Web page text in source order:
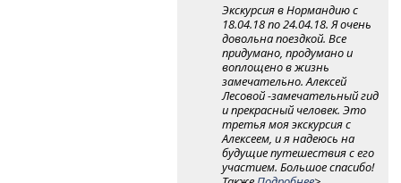
Экскурсия в Нормандию с
18.04.18 по 24.04.18. Я очень
довольна поездкой. Все
придумано, продумано и
воплощено в жизнь
замечательно. Алексей
Лесовой -замечательный гид
и прекрасный человек. Это
третья моя экскурсия с
Алексеем, и я надеюсь на
будущие путешествия с его
участием. Большое спасибо!